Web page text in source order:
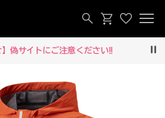
】偽サイトにご注意ください‼